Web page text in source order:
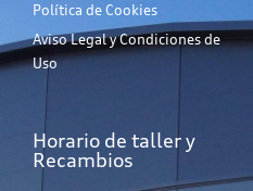
Política de Cookies
Aviso Legal y Condiciones de
Uso
Horario de taller y
Recambios